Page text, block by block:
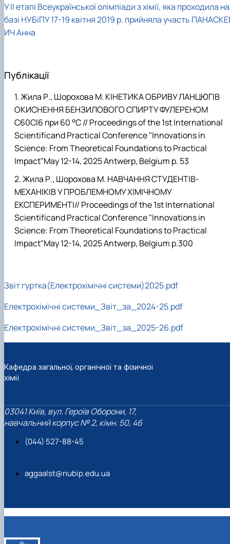
У ІІ етапі Всеукраїнської олімпіади з хімії, яка проходила на
базі НУБіПУ 17-19 квітня 2019 р. прийняла участь
ИЧ Анна
Публікації
Жила Р., Шорохова М. КІНЕТИКА ОБРИВУ ЛАНЦЮГІВ
ОКИСНЕННЯ БЕНЗИЛОВОГО СПИРТУ ФУЛЕРЕНОМ
С60Cl6 при 60 °С // Proceedings of the 1st International
Scientificand Practical Conference "Innovations in
Science: From Theoretical Foundations to Practical
Impact"May 12-14, 2025 Antwerp, Belgium р. 53
Жила Р., Шорохова М. НАВЧАННЯ СТУДЕНТІВ-
МЕХАНІКІВ У ПРОБЛЕМНОМУ ХІМІЧНОМУ
ЕКСПЕРИМЕНТІ// Proceedings of the 1st International
Scientificand Practical Conference "Innovations in
Science: From Theoretical Foundations to Practical
Impact"May 12-14, 2025 Antwerp, Belgium р.300
Звіт гуртка(Електрохімічні системи)2025.pdf
Електрохімічні системи_Звіт_за_2024-25.pdf
Електрохімічні системи_Звіт_за_2025-26.pdf
Кафедра загальної, органічної та фізичної
хімії
03041 Київ, вул. Героїв Оборони, 17,
навчальний корпус № 2, кімн. 50, 46
(044) 527-88-45
aggaalst@nubip.edu.ua